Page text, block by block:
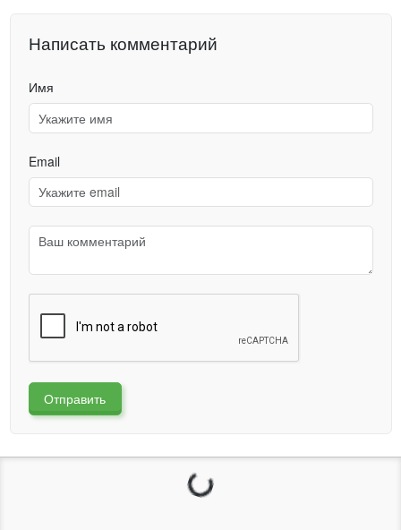
Freq:Настройка частоты. Эти данные вводятся с помощью
клавиш и используются для калибровки ошибки обнаружения на
мощности.
Power:единица измерения измеренной мощности, Вт.
dBm определяется как милливатт. 0dBm = 1mW; 30dBm =
1000mW;
ATT:значение внутреннего аттенюатора измерителя мощности
с числовым управлением. Диапазон затухания: от 0 до 31,75
дБ. Это значение необходимо установить при измерении
сигналов более 0 дБм, что повышает точность измерения. При
измерении сигналов мощностью более 0dBm(1mW) это
измерений.
Для сигнала мощностью
Для сигнала мощностью800mW(29dBm)
устанавливается ATT=-30dB, Offset=30dB.
Написать комментарий
Имя
Email
Отправить
Загрузка...